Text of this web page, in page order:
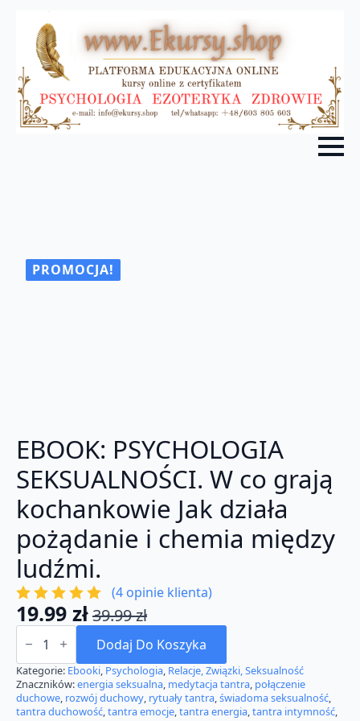
PROMOCJA!
EBOOK: PSYCHOLOGIA
SEKSUALNOŚCI. W co grają
kochankowie Jak działa
pożądanie i chemia między
ludźmi.
(4opinie klienta)
39.99zł
Pierwotna
cena
wynosiła:
39.99 zł.
19.99 zł
Aktualna
cena
wynosi:
19.99 zł.
ilość
EBOOK:
SEKSUALNOŚCI.
W
co
grają
Dodaj Do Koszyka
Kategorie: Ebooki, Psychologia, Relacje, Związki, Seksualność
Znaczników:energia seksualna, medytacja tantra, połączenie
duchowe, rozwój duchowy, rytuały tantra,świadoma seksualność,
tantra duchowość,tantra emocje,tantra energia,tantra intymność,